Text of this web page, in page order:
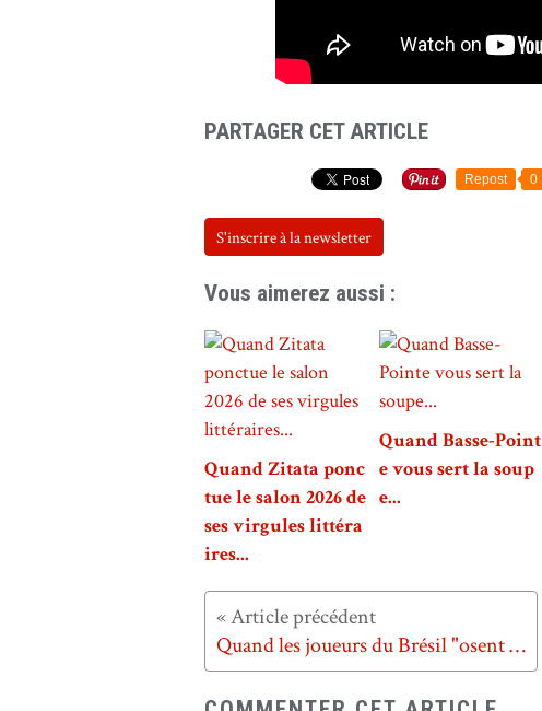
PARTAGER CET ARTICLE
Repost 0
S'inscrire à la newsletter
Vous aimerez aussi :
Quand Zitata ponc
tue le salon 2026 de
ses virgules littéra
ires...
Quand Basse-Point
e vous sert la soup
e...
Quand les joueurs du Brésil "osent être brésiliens"...